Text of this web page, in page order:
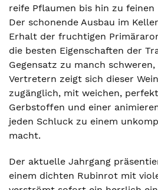
reife Pflaumen bis hin zu
Der schonende Ausbau im
Erhalt der fruchtigen
die besten Eigenschaften der
Gegensatz zu manch
Vertretern zeigt sich dieser
zugänglich, mit weichen,
Gerbstoffen und einer
jeden Schluck zu einem
macht.
Der aktuelle Jahrgang
einem dichten Rubinrot mit